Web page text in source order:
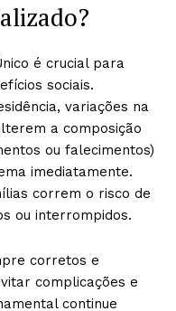
é crucial para
sociais.
variações na
a composição
ou falecimentos)
imediatamente.
correm o risco de
ou interrompidos.
corretos e
complicações e
continue